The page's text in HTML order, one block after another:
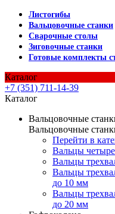
Листогибы
Вальцовочные станки
Сварочные столы
Зиговочные станки
Готовые комплекты
Каталог
+7 (351) 711-14-39
Каталог
Вальцовочные
Вальцовочные
Перейти в
Вальцы
Вальцы
Вальцы
до 10 мм
Вальцы
до 20 мм